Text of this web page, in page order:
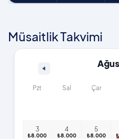
Müsaitlik Takvimi
Pzt Sal Çar
3
₺8.000
4
₺8.000
5
₺8.000